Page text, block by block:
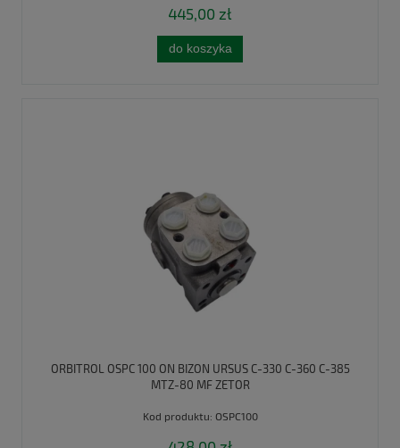
445,00 zł
do koszyka
ORBITROL OSPC 100 ON BIZON URSUS C-330 C-360 C-385
MTZ-80 MF ZETOR
Kod produktu: OSPC100